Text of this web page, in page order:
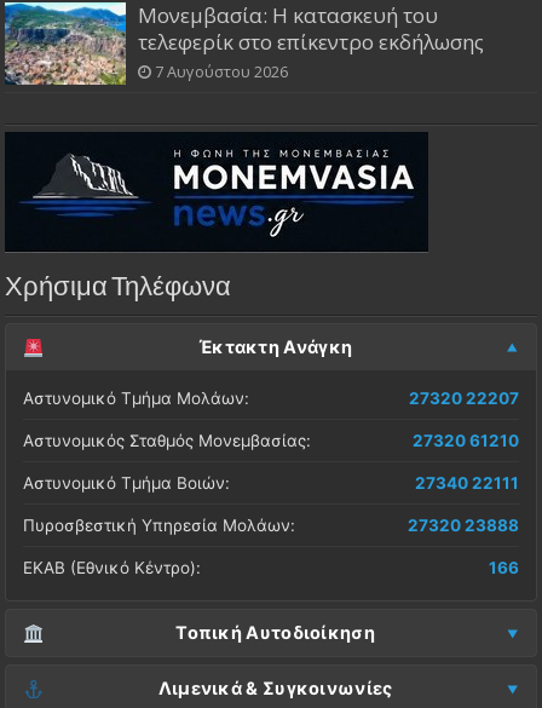
Μονεμβασία: Η κατασκευή του
τελεφερίκ στο επίκεντρο εκδήλωσης
7 Αυγούστου 2026
Χρήσιμα Τηλέφωνα
Έκτακτη Ανάγκη
Αστυνομικό Τμήμα Μολάων: 27320 22207
Αστυνομικός Σταθμός Μονεμβασίας: 27320 61210
Αστυνομικό Τμήμα Βοιών: 27340 22111
Πυροσβεστική Υπηρεσία Μολάων: 27320 23888
ΕΚΑΒ (Εθνικό Κέντρο): 166
Τοπική Αυτοδιοίκηση
Δήμος Μονεμβασίας (Έδρα):
Λιμενικά & Συγκοινωνίες